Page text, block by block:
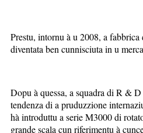
Prestu, intornu à u 2008, a
diventata ben cunnisciuta in u
Dopu à quessa, a squadra di R &
tendenza di a pruduzzione
hà introduttu a serie M3000 di
grande scala cun riferimentu à